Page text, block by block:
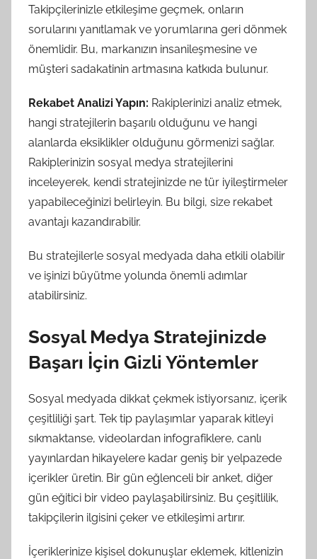
Takipçilerinizle etkileşime geçmek, onların
sorularını yanıtlamak ve yorumlarına geri dönmek
önemlidir. Bu, markanızın insanileşmesine ve
müşteri sadakatinin artmasına katkıda bulunur.
Rekabet Analizi Yapın: Rakiplerinizi analiz etmek,
hangi stratejilerin başarılı olduğunu ve hangi
alanlarda eksiklikler olduğunu görmenizi sağlar.
Rakiplerinizin sosyal medya stratejilerini
inceleyerek, kendi stratejinizde ne tür iyileştirmeler
yapabileceğinizi belirleyin. Bu bilgi, size rekabet
avantajı kazandırabilir.
Bu stratejilerle sosyal medyada daha etkili olabilir
ve işinizi büyütme yolunda önemli adımlar
atabilirsiniz.
Sosyal Medya Stratejinizde
Başarı İçin Gizli Yöntemler
Sosyal medyada dikkat çekmek istiyorsanız, içerik
çeşitliliği şart. Tek tip paylaşımlar yaparak kitleyi
sıkmaktanse, videolardan infografiklere, canlı
yayınlardan hikayelere kadar geniş bir yelpazede
içerikler üretin. Bir gün eğlenceli bir anket, diğer
gün eğitici bir video paylaşabilirsiniz. Bu çeşitlilik,
takipçilerin ilgisini çeker ve etkileşimi artırır.
İçeriklerinize kişisel dokunuşlar eklemek, kitlenizin